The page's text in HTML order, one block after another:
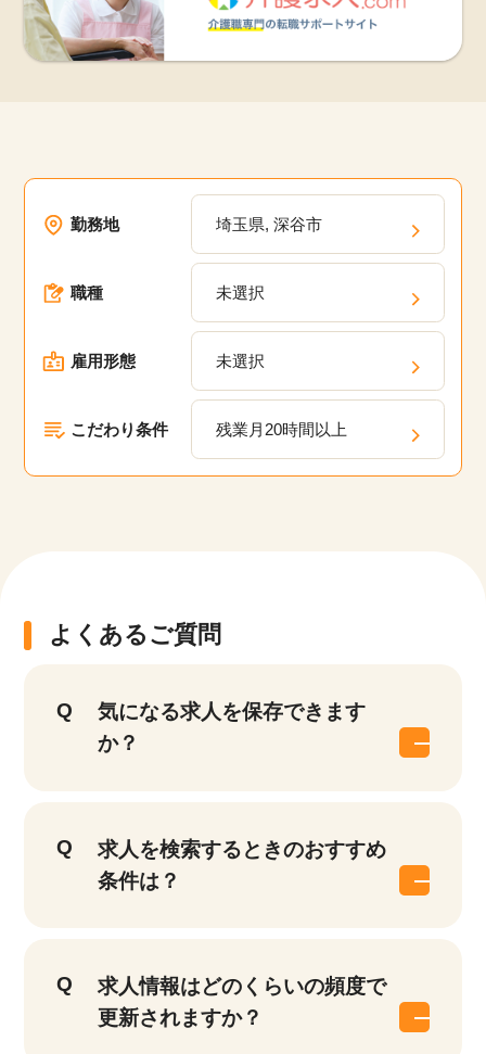
勤務地 埼玉県, 深谷市
職種 未選択
雇用形態 未選択
こだわり条件 残業月20時間以上
よくあるご質問
気になる求人を保存できます
か？
求人を検索するときのおすすめ
条件は？
求人情報はどのくらいの頻度で
更新されますか？